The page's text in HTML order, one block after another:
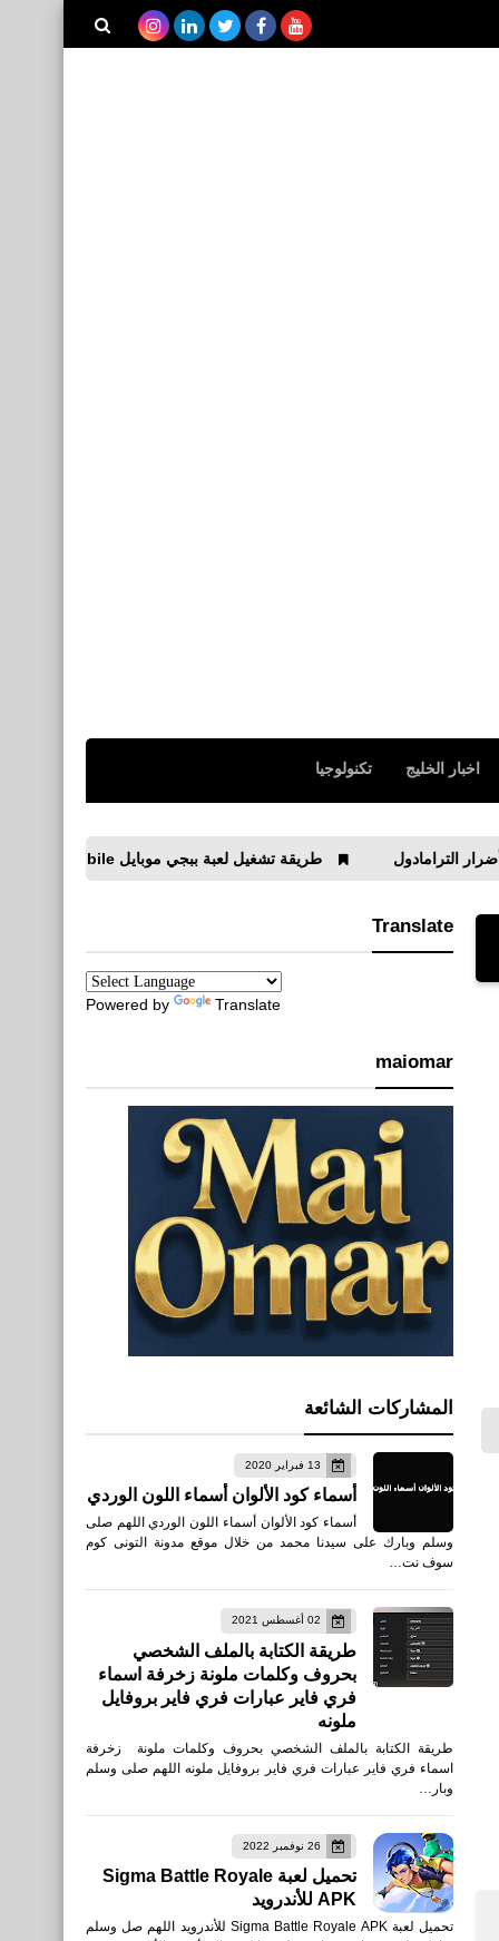
اخبار الخليج تكنولوجيا
طريقة تشغيل لعبة ببجي موبايل PUBG Mobile بالموس والكيبورد على الكمبيوتر
Translate
Powered by Translate
maiomar
المشاركات الشائعة
13 فبراير 2020
أسماء كود الألوان أسماء اللون الوردي
أسماء كود الألوان أسماء اللون الوردي اللهم صلى
وسلم وبارك على سيدنا محمد من خلال موقع مدونة التونى كوم
سوف نت…
02 أغسطس 2021
طريقة الكتابة بالملف الشخصي
بحروف وكلمات ملونة زخرفة اسماء
فري فاير عبارات فري فاير بروفايل
ملونه
طريقة الكتابة بالملف الشخصي بحروف وكلمات ملونة زخرفة
اسماء فري فاير عبارات فري فاير بروفايل ملونه اللهم صلى وسلم
وبار…
26 نوفمبر 2022
تحميل لعبة Sigma Battle Royale
APK للأندرويد
تحميل لعبة Sigma Battle Royale APK للأندرويد اللهم صل وسلم
للأيفون والأندرويد APK
التحديث الجديد